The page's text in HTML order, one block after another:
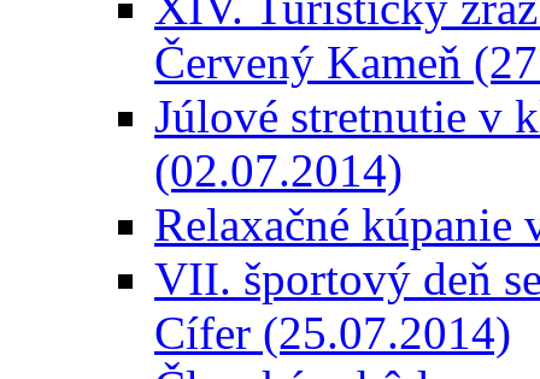
Červený Kameň
Júlové stretnutie v
(02.07.2014)
Relaxačné
VII. športový deň
Cífer (25.07.2014)